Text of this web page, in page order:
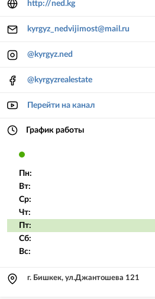
http://ned.kg
kyrgyz_nedvijimost@mail.ru
@kyrgyz.ned
@kyrgyzrealestate
Перейти на канал
График работы
Пн:
Вт:
Ср:
Чт:
Пт:
Сб:
Вс:
г. Бишкек, ул.Джантошева 121